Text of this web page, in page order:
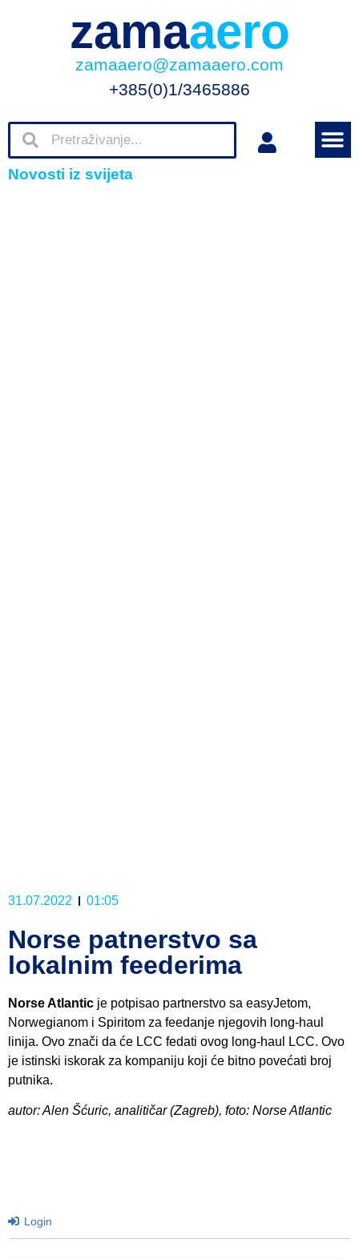
zamaaero
zamaaero@zamaaero.com
+385(0)1/3465886
Novosti iz svijeta
31.07.2022 01:05
Norse patnerstvo sa
lokalnim feederima
Norse Atlantic je potpisao partnerstvo sa easyJetom,
Norwegianom i Spiritom za feedanje njegovih long-haul
linija. Ovo znači da će LCC fedati ovog long-haul LCC. Ovo
je istinski iskorak za kompaniju koji će bitno povećati broj
putnika.
autor: Alen Šćuric, analitičar (Zagreb), foto: Norse Atlantic
Login